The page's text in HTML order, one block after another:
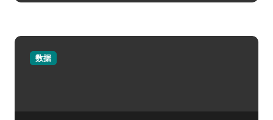
数据